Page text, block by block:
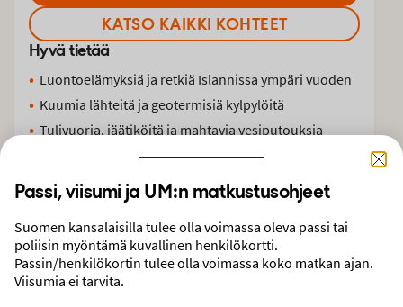
KATSO KAIKKI KOHTEET
Hyvä tietää
Luontoelämyksiä ja retkiä Islannissa ympäri vuoden
Kuumia lähteitä ja geotermisiä kylpylöitä
Tulivuoria, jäätiköitä ja mahtavia vesiputouksia
Viikonloppu Reykjavikissa
Golden Circle eli Kultainen kierros ja tunnetuimmat
nähtävyydet
Passi, viisumi ja UM:n matkustusohjeet
Suomen kansalaisilla tulee olla voimassa oleva passi tai
poliisin myöntämä kuvallinen henkilökortti.
Passin/henkilökortin tulee olla voimassa koko matkan ajan.
Viisumia ei tarvita.